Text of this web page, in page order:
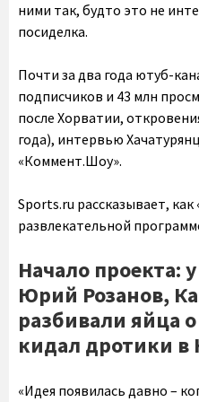
ними так, будто это не
посиделка.
Почти за два года ютуб-
подписчиков и 43 млн
после Хорватии,
года), интервью
«Коммент.Шоу».
Sports.ru рассказывает,
развлекательной
Начало проекта:
Юрий Розанов,
разбивали яйца
кидал дротики в
«Идея появилась давно –